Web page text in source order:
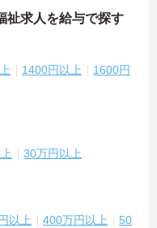
祉求人を給与で探す
1400円以上
1600円
30万円以上
以上 400万円以上
50